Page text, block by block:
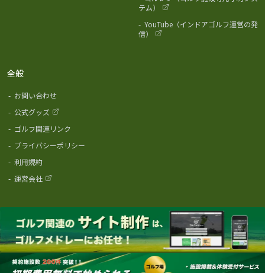
テム）
- YouTube（インドアゴルフ運営の発
信）
全般
- お問い合わせ
- 公式グッズ
- ゴルフ関連リンク
- プライバシーポリシー
- 利用規約
- 運営会社